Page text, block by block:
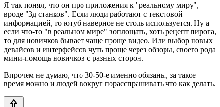
Я так понял, что он про приложения к "реальному миру",
вроде "3д станков". Если люди работают с текстовой
информацией, то ютуб наверное не столь используется. Ну а
если что-то "в реальном мире" воплощать, хоть рецепт пирога,
то для новичков бывает чаще проще видео. Или выбор новых
девайсов и интерфейсов чуть проще через обзоры, своего рода
мини-помощь новичков с разных сторон.
Впрочем не думаю, что 30-50-е именно обязаны, за такое
время можно и людей вокруг порасспрашивать что как делать.